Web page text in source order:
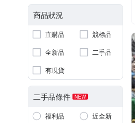
商品狀況
直購品
競標品
全新品
二手品
有現貨
二手品條件 NEW
福利品
近全新